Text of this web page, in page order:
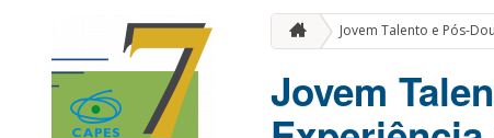
Jovem Talento e Pós-
Jovem